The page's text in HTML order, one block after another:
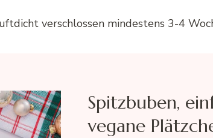
verschlossen mindestens 3-4
Spitzbuben,
vegane